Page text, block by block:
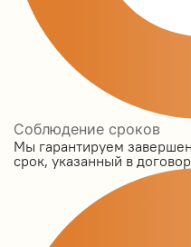
Соблюдение сроков
Мы гарантируем
срок, указанный в